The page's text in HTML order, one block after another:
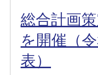
総合計画
を開催（
表）